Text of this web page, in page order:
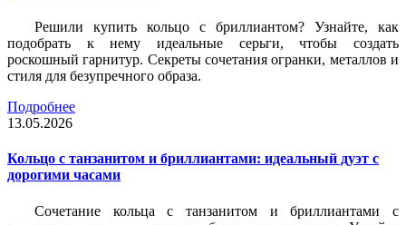
Решили купить кольцо с бриллиантом? Узнайте, как
подобрать к нему идеальные серьги, чтобы создать
роскошный гарнитур. Секреты сочетания огранки, металлов и
стиля для безупречного образа.
Подробнее
13.05.2026
Кольцо с танзанитом и бриллиантами: идеальный дуэт с
дорогими часами
Сочетание кольца с танзанитом и бриллиантами с